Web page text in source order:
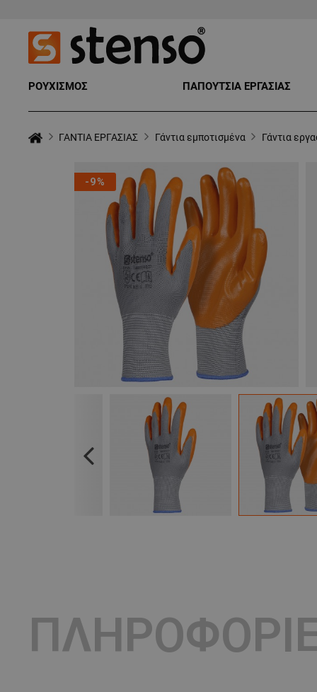
ΡΟΥΧΙΣΜΟΣ ΠΑΠΟΥΤΣΙΑ ΕΡΓΑΣΙΑΣ
ΓΑΝΤΙΑ ΕΡΓΑΣΙΑΣ Γάντια εμποτισμένα Γάντια
-9%
Previous